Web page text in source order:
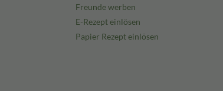
Freunde werben
E-Rezept einlösen
Papier Rezept einlösen